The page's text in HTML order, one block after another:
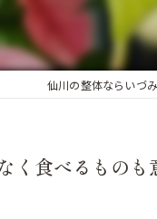
ケアトレーニング
仙川の整体ならいづ
く食べるものも